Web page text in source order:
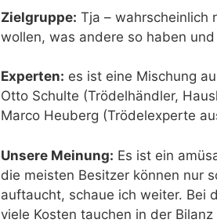
Zielgruppe: Tja – wahrscheinlich
wollen, was andere so haben
Experten: es ist eine Mischung
Otto Schulte (Trödelhändler,
Marco Heuberg (Trödelexperte
Unsere Meinung: Es ist ein
die meisten Besitzer können nur
auftaucht, schaue ich weiter. Bei
viele Kosten tauchen in der